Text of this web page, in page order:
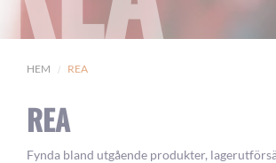
HEM REA
REA
Fynda bland utgående produkter,